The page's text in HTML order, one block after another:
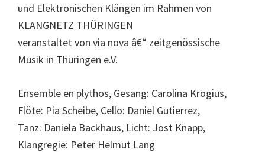
und Elektronischen Klängen im Rahmen von
KLANGNETZ THÜRINGEN
veranstaltet von via nova â€“ zeitgenössische
Musik in Thüringen e.V.
Ensemble en plythos, Gesang: Carolina Krogius,
Flöte: Pia Scheibe, Cello: Daniel Gutierrez,
Tanz: Daniela Backhaus, Licht: Jost Knapp,
Klangregie: Peter Helmut Lang